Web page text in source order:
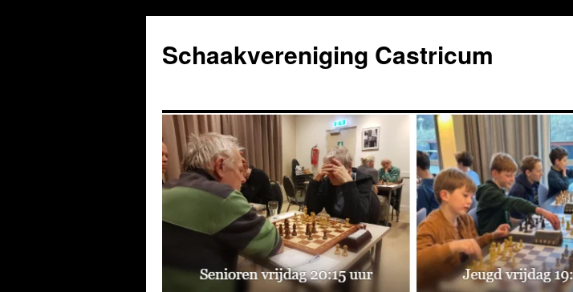
de
inhoud
Schaakvereniging Castricum